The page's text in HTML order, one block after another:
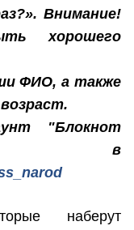
Внимание!
хорошего
ФИО, а также
"Блокнот
в
наберут